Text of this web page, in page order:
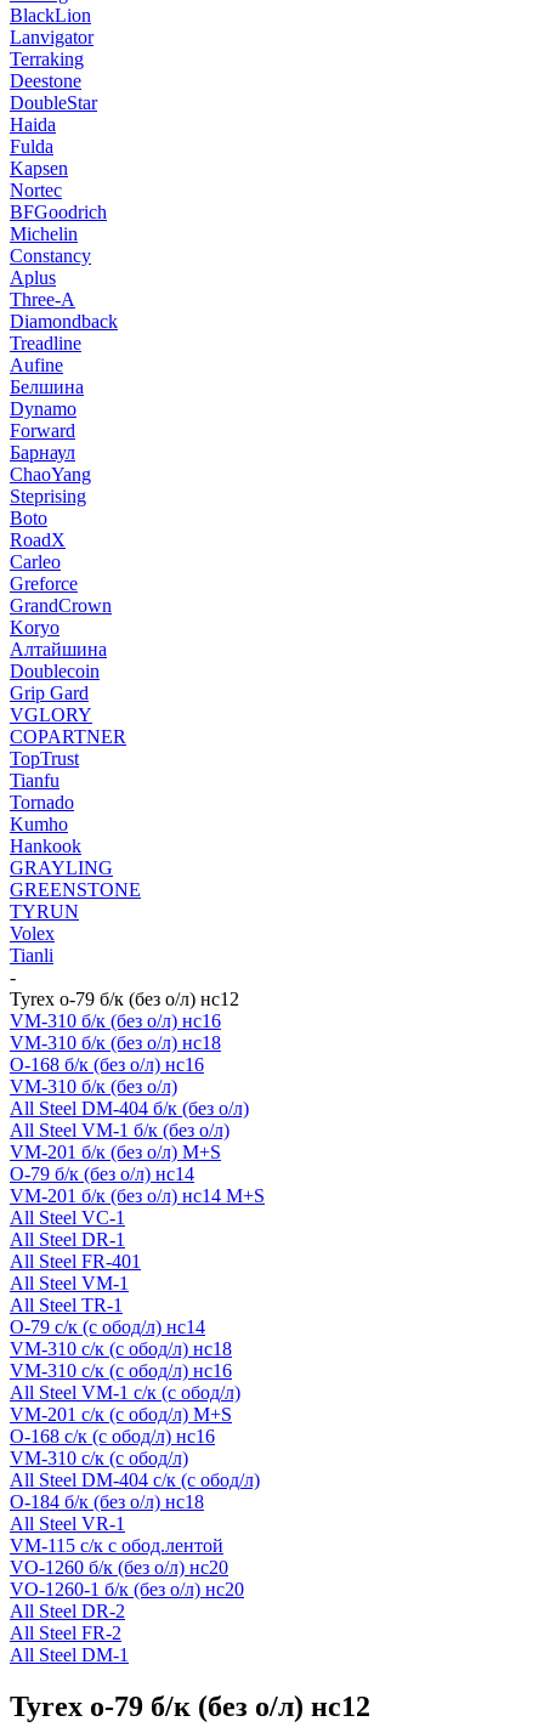
BlackLion
Lanvigator
Terraking
Deestone
DoubleStar
Haida
Fulda
Kapsen
Nortec
BFGoodrich
Michelin
Constancy
Aplus
Three-A
Diamondback
Treadline
Aufine
Белшина
Dynamo
Forward
Барнаул
ChaoYang
Steprising
Boto
RoadX
Carleo
Greforce
GrandCrown
Koryo
Алтайшина
Doublecoin
Grip Gard
VGLORY
COPARTNER
TopTrust
Tianfu
Tornado
Kumho
Hankook
GRAYLING
GREENSTONE
TYRUN
Volex
Tianli
-
Tyrex o-79 б/к (без о/л) нс12
VM-310 б/к (без о/л) нс16
VM-310 б/к (без о/л) нс18
O-168 б/к (без о/л) нс16
VM-310 б/к (без о/л)
All Steel DM-404 б/к (без о/л)
All Steel VM-1 б/к (без о/л)
VM-201 б/к (без о/л) M+S
O-79 б/к (без о/л) нс14
VM-201 б/к (без о/л) нс14 M+S
All Steel VC-1
All Steel DR-1
All Steel FR-401
All Steel VM-1
All Steel TR-1
O-79 с/к (с обод/л) нс14
VM-310 с/к (с обод/л) нс18
VM-310 c/к (с обод/л) нс16
All Steel VM-1 с/к (с обод/л)
VM-201 с/к (с обод/л) M+S
O-168 с/к (с обод/л) нс16
VM-310 с/к (с обод/л)
All Steel DM-404 с/к (с обод/л)
O-184 б/к (без о/л) нс18
All Steel VR-1
VM-115 с/к с обод.лентой
VO-1260 б/к (без о/л) нс20
VO-1260-1 б/к (без о/л) нс20
All Steel DR-2
All Steel FR-2
All Steel DM-1
Tyrex o-79 б/к (без о/л) нс12